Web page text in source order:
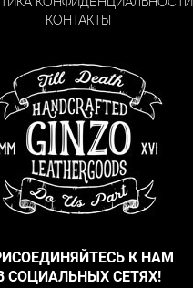
КОНТАКТЫ
К НАМ
СОЦИАЛЬНЫХ СЕТЯХ!